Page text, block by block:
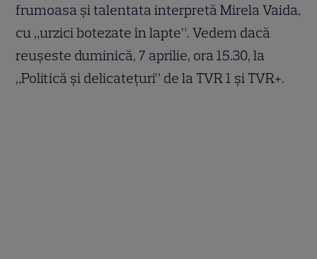
frumoasa şi talentata interpretă Mirela Vaida,
cu „urzici botezate în lapte”. Vedem dacă
reuşeste duminică, 7 aprilie, ora 15.30, la
„Politică şi delicateţuri” de la TVR 1 şi TVR+.